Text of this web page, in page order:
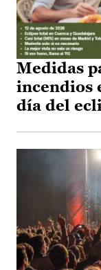
Medidas
incendios
día del